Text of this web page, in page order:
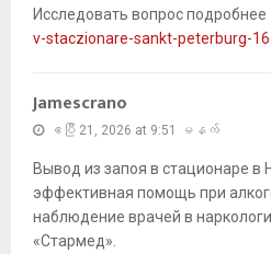
Исследовать вопрос подробнее
v-staczionare-sankt-peterburg-
Jamescrano
ဧပြီ 21, 2026 at 9:51 မနက်
Вывод из запоя в стационаре в
эффективная помощь при
наблюдение врачей в
«Стармед».